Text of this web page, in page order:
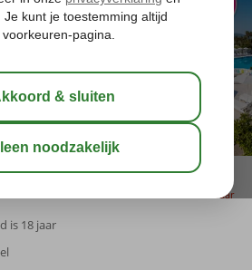
bewaar
is 18 jaar